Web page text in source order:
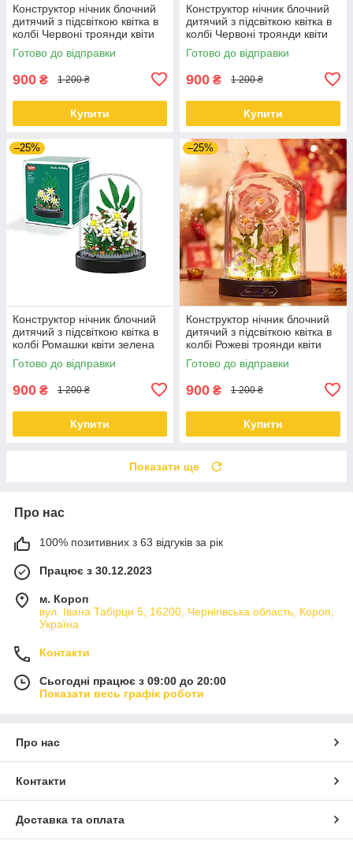
Конструктор нічник блочний
дитячий з підсвіткою квітка в
колбі Червоні троянди квіти
Готово до відправки
900 ₴ 1 200 ₴
Купити
Конструктор нічник блочний
дитячий з підсвіткою квітка в
колбі Червоні троянди квіти
зелена коробка
Готово до відправки
900 ₴ 1 200 ₴
Купити
–25%
Конструктор нічник блочний
дитячий з підсвіткою квітка в
колбі Ромашки квіти зелена
коробка
Готово до відправки
900 ₴ 1 200 ₴
Купити
–25%
Конструктор нічник блочний
дитячий з підсвіткою квітка в
колбі Рожеві троянди квіти
Готово до відправки
900 ₴ 1 200 ₴
Купити
Показати ще
Про нас
100% позитивних з 63 відгуків за рік
Працює з 30.12.2023
м. Короп
вул. Івана Табірци 5, 16200, Чернігівська область, Короп,
Україна
Контакти
Сьогодні працює з 09:00 до 20:00
Показати весь графік роботи
Про нас
Контакти
Доставка та оплата